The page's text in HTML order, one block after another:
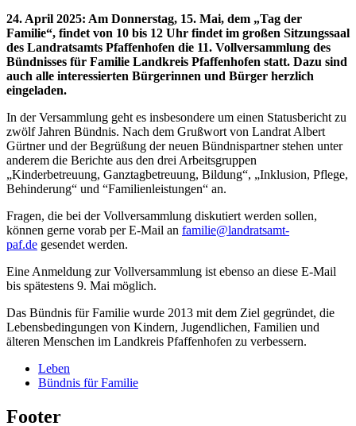
24. April 2025: Am Donnerstag, 15. Mai, dem „Tag der
Familie“, findet von 10 bis 12 Uhr findet im großen Sitzungssaal
des Landratsamts Pfaffenhofen die 11. Vollversammlung des
Bündnisses für Familie Landkreis Pfaffenhofen statt. Dazu sind
auch alle interessierten Bürgerinnen und Bürger herzlich
eingeladen.
In der Versammlung geht es insbesondere um einen Statusbericht zu
zwölf Jahren Bündnis. Nach dem Grußwort von Landrat Albert
Gürtner und der Begrüßung der neuen Bündnispartner stehen unter
anderem die Berichte aus den drei Arbeitsgruppen
„Kinderbetreuung, Ganztagbetreuung, Bildung“, „Inklusion, Pflege,
Behinderung“ und “Familienleistungen“ an.
Fragen, die bei der Vollversammlung diskutiert werden sollen,
können gerne vorab per E-Mail an familie@landratsamt-
paf.de gesendet werden.
Eine Anmeldung zur Vollversammlung ist ebenso an diese E-Mail
bis spätestens 9. Mai möglich.
Das Bündnis für Familie wurde 2013 mit dem Ziel gegründet, die
Lebensbedingungen von Kindern, Jugendlichen, Familien und
älteren Menschen im Landkreis Pfaffenhofen zu verbessern.
Leben
Bündnis für Familie
Footer